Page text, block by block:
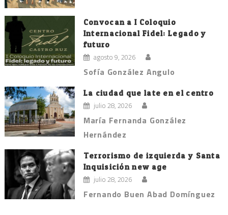
Convocan a I Coloquio
Internacional Fidel: Legado y
futuro
agosto 9, 2026
Sofía González Angulo
La ciudad que late en el centro
julio 28, 2026
María Fernanda González
Hernández
Terrorismo de izquierda y Santa
Inquisición new age
julio 28, 2026
Fernando Buen Abad Domínguez